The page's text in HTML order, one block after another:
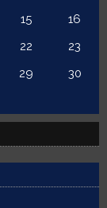
15
16
22
23
29
30